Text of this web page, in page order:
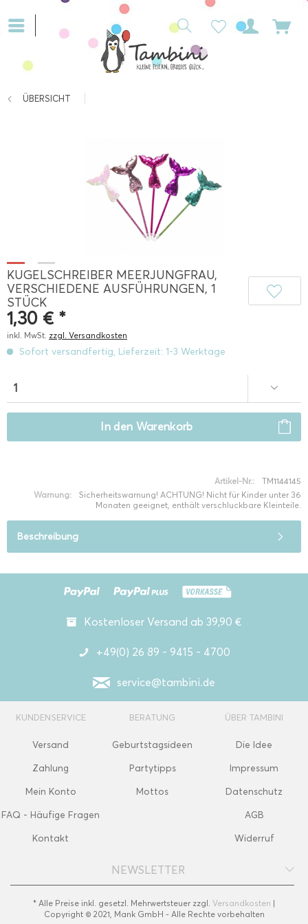
ÜBERSICHT
KUGELSCHREIBER MEERJUNGFRAU,
VERSCHIEDENE AUSFÜHRUNGEN, 1
STÜCK
1,30 € *
inkl. MwSt. zzgl. Versandkosten
Sofort versandfertig, Lieferzeit: 1-3 Werktage
In den Warenkorb
Artikel-Nr.:
TM1144145
Warnung:
Sicherheitswarnung! ACHTUNG! Nicht für Kinder unter 36
Monaten geeignet, enthält verschluckbare Kleinteile.
Beschreibung
Kostenloser Versand ab 39,90 €
+49(0) 26 89 - 9415 - 4700
service@tambini.de
KUNDENSERVICE
Versand
Zahlung
Mein Konto
FAQ - Häufige Fragen
Kontakt
BERATUNG
Geburtstagsideen
Partytipps
Mottos
ÜBER TAMBINI
Die Idee
Impressum
Datenschutz
AGB
Widerruf
NEWSLETTER
* Alle Preise inkl. gesetzl. Mehrwertsteuer zzgl. Versandkosten |
Copyright © 2021, Mank GmbH - Alle Rechte vorbehalten